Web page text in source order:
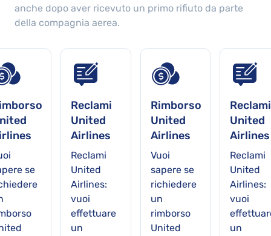
anche dopo aver ricevuto un primo rifiuto da parte
della compagnia aerea.
se
Reclami
United
Airlines
Reclami
United
Airlines:
vuoi
effettuare
un
Rimborso
United
Airlines
Vuoi
sapere se
richiedere
un
rimborso
United
Reclami
United
Airlines
Reclami
United
Airlines:
vuoi
un